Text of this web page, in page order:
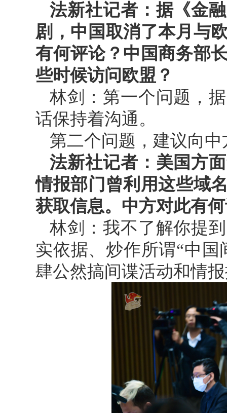
法新社记者：据《金
剧，中国取消了本月与
有何评论？中国商务部
些时候访问欧盟？
林剑：第一个问题，
话保持着沟通。
第二个问题，建议向
法新社记者：美国方
情报部门曾利用这些域
获取信息。中方对此有
林剑：我不了解你提
实依据、炒作所谓“中
肆公然搞间谍活动和情